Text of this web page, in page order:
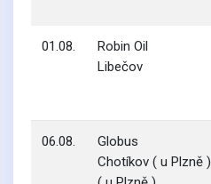
01.08.
Robin Oil
Libečov
06.08.
Globus
Chotíkov ( u Plzně )